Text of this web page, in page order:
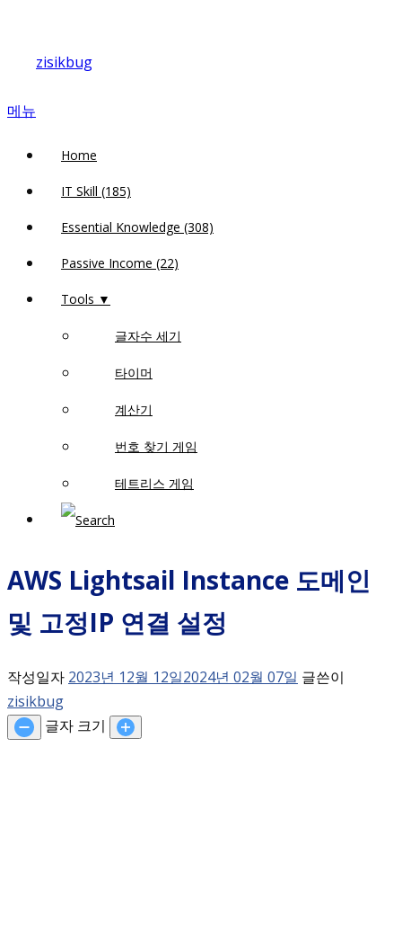
바
zisikbug
메뉴
Home
IT Skill (185)
Essential Knowledge (308)
Passive Income (22)
Tools ▼
글자수 세기
타이머
계산기
번호 찾기 게임
테트리스 게임
AWS Lightsail Instance 도메인
및 고정IP 연결 설정
작성일자 2023년 12월 12일2024년 02월 07일 글쓴이
zisikbug
글자 크기